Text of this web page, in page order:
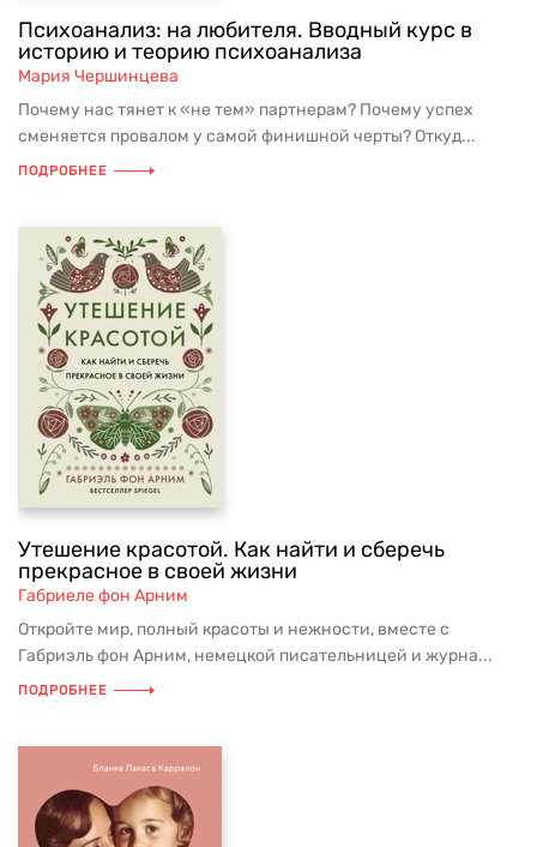
Психоанализ: на любителя. Вводный курс в
историю и теорию психоанализа
Мария Чершинцева
Почему нас тянет к «не тем» партнерам? Почему успех
сменяется провалом у самой финишной черты? Откуд...
ПОДРОБНЕЕ
Утешение красотой. Как найти и сберечь
прекрасное в своей жизни
Габриеле фон Арним
Откройте мир, полный красоты и нежности, вместе с
Габриэль фон Арним, немецкой писательницей и журна...
ПОДРОБНЕЕ